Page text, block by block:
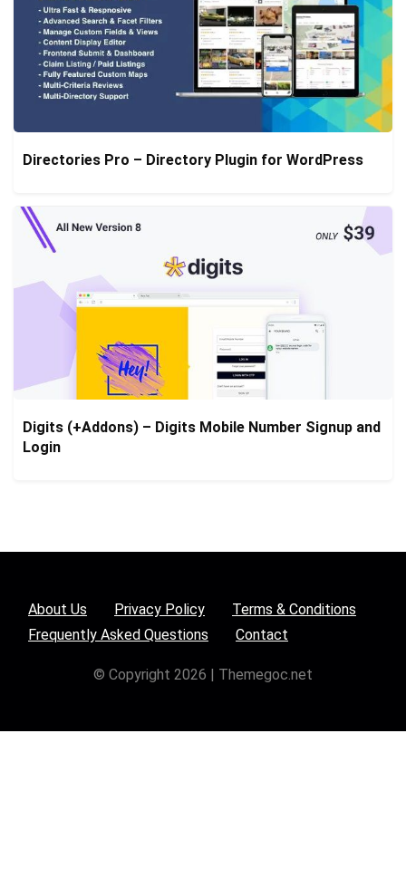
Directories Pro – Directory Plugin for WordPress
Digits (+Addons) – Digits Mobile Number Signup and
Login
About Us Privacy Policy
Terms & Conditions
Frequently Asked Questions
Contact
© Copyright 2026 | Themegoc.net